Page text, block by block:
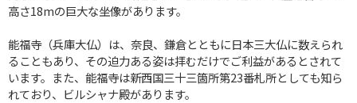
高さ18mの巨大な坐像があります。
能福寺（兵庫大仏）は、奈良、鎌倉とともに日本三大仏に数えられ
ることもあり、その迫力ある姿は拝むだけでご利益があるとされて
います。また、能福寺は新西国三十三箇所第23番札所としても知ら
れており、ビルシャナ殿があります。